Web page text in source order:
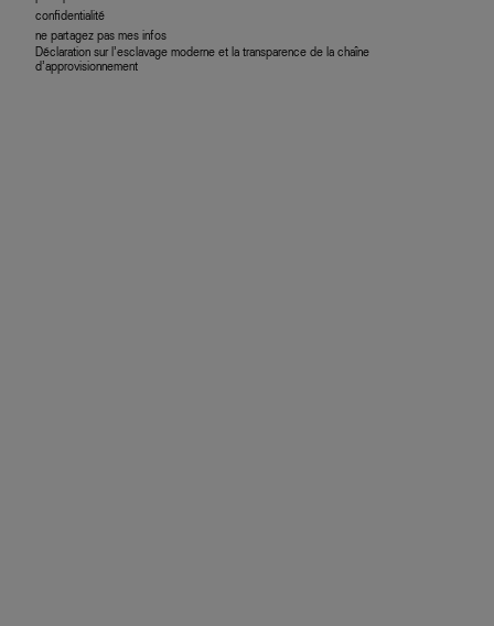
confidentialité
ne partagez pas mes infos
Déclaration sur l’esclavage moderne et la transparence de la chaîne
d’approvisionnement